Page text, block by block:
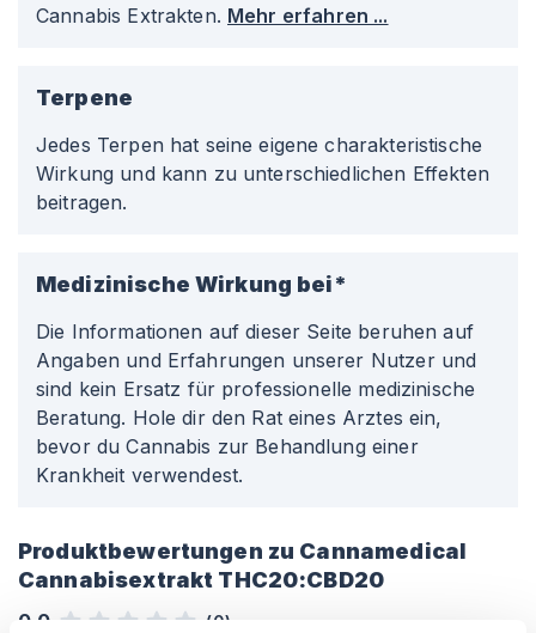
Cannabis Extrakten. Mehr erfahren ...
Terpene
Jedes Terpen hat seine eigene charakteristische
Wirkung und kann zu unterschiedlichen Effekten
beitragen.
Medizinische Wirkung bei*
Die Informationen auf dieser Seite beruhen auf
Angaben und Erfahrungen unserer Nutzer und
sind kein Ersatz für professionelle medizinische
Beratung. Hole dir den Rat eines Arztes ein,
bevor du Cannabis zur Behandlung einer
Krankheit verwendest.
Produktbewertungen zu Cannamedical
Cannabisextrakt THC20:CBD20
0,0 (0)